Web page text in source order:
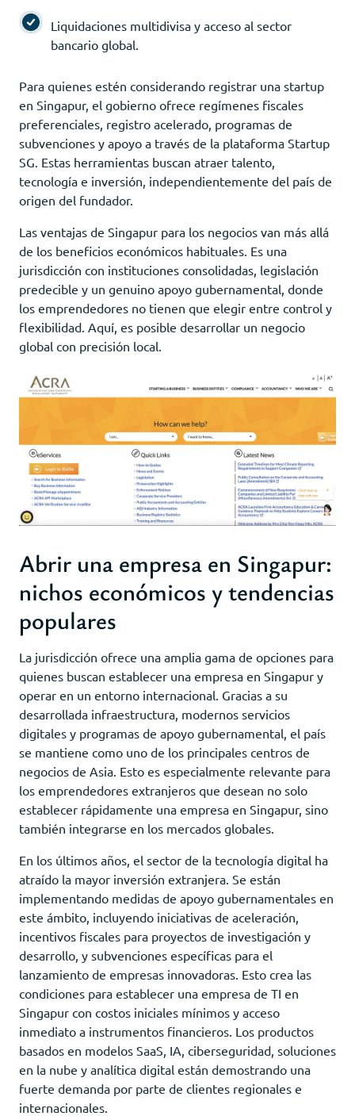
Liquidaciones multidivisa y acceso al sector
bancario global.
Para quienes estén considerando registrar una startup
en Singapur, el gobierno ofrece regímenes fiscales
preferenciales, registro acelerado, programas de
subvenciones y apoyo a través de la plataforma Startup
SG. Estas herramientas buscan atraer talento,
tecnología e inversión, independientemente del país de
origen del fundador.
Las ventajas de Singapur para los negocios van más allá
de los beneficios económicos habituales. Es una
jurisdicción con instituciones consolidadas, legislación
predecible y un genuino apoyo gubernamental, donde
los emprendedores no tienen que elegir entre control y
flexibilidad. Aquí, es posible desarrollar un negocio
global con precisión local.
Abrir una empresa en Singapur:
nichos económicos y tendencias
populares
La jurisdicción ofrece una amplia gama de opciones para
quienes buscan establecer una empresa en Singapur y
operar en un entorno internacional. Gracias a su
desarrollada infraestructura, modernos servicios
digitales y programas de apoyo gubernamental, el país
se mantiene como uno de los principales centros de
negocios de Asia. Esto es especialmente relevante para
los emprendedores extranjeros que desean no solo
establecer rápidamente una empresa en Singapur, sino
también integrarse en los mercados globales.
En los últimos años, el sector de la tecnología digital ha
atraído la mayor inversión extranjera. Se están
implementando medidas de apoyo gubernamentales en
este ámbito, incluyendo iniciativas de aceleración,
incentivos fiscales para proyectos de investigación y
desarrollo, y subvenciones específicas para el
lanzamiento de empresas innovadoras. Esto crea las
condiciones para establecer una empresa de TI en
Singapur con costos iniciales mínimos y acceso
inmediato a instrumentos financieros. Los productos
basados ​​en modelos SaaS, IA, ciberseguridad, soluciones
en la nube y analítica digital están demostrando una
fuerte demanda por parte de clientes regionales e
internacionales.